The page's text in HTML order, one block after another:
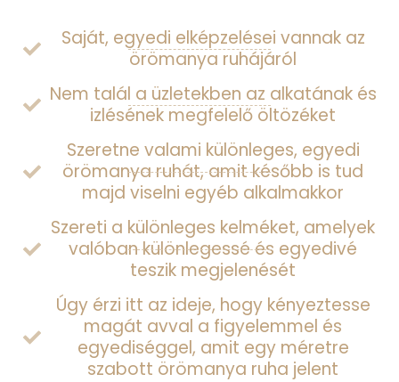
Saját, egyedi elképzelései vannak az
örömanya ruhájáról
Nem talál a üzletekben az alkatának és
izlésének megfelelő öltözéket
Szeretne valami különleges, egyedi
örömanya ruhát, amit később is tud
majd viselni egyéb alkalmakkor
Szereti a különleges kelméket, amelyek
valóban különlegessé és egyedivé
teszik megjelenését
Úgy érzi itt az ideje, hogy kényeztesse
magát avval a figyelemmel és
egyediséggel, amit egy méretre
szabott örömanya ruha jelent